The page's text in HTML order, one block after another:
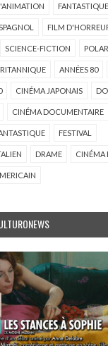
FANTASTIQUE
FILM
SCIENCE-FICTION POLAR
ANNÉES 80
CINÉMA JAPONAIS
CINÉMA DOCUMENTAIRE
FESTIVAL
DRAME CINÉMA